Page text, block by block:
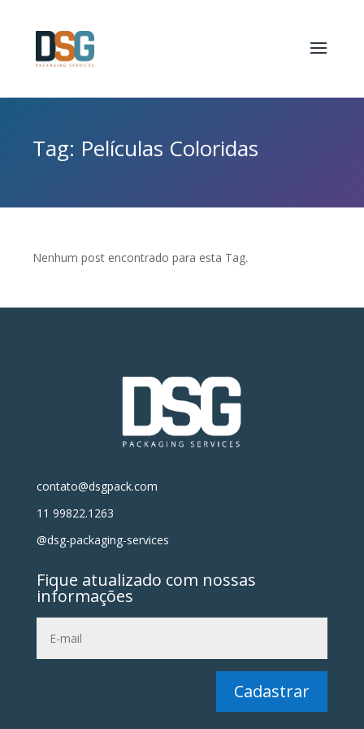
Tag: Películas Coloridas
Nenhum post encontrado para esta Tag.
contato@dsgpack.com
11 99822.1263
@dsg-packaging-services
Fique atualizado com nossas
informações
Cadastrar